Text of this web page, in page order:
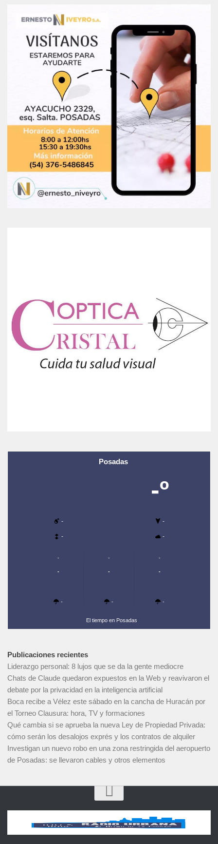
Posadas
-º
- -
- -
-
-
-
-
-
-
-
-
-
El tiempo en Posadas
Publicaciones recientes
Liderazgo personal: 8 lujos que se da la gente mediocre
Chats de Claude quedaron expuestos en la Web y reavivaron el
debate por la privacidad en la inteligencia artificial
Boca recibe a Vélez este sábado en la cancha de Huracán por
el Torneo Clausura: hora, TV y formaciones
Qué cambia si se aprueba la nueva Ley de Propiedad Privada:
cómo serán los desalojos exprés y los contratos de alquiler
Investigan un nuevo robo en una zona restringida del aeropuerto
de Posadas: se llevaron cables y otros elementos